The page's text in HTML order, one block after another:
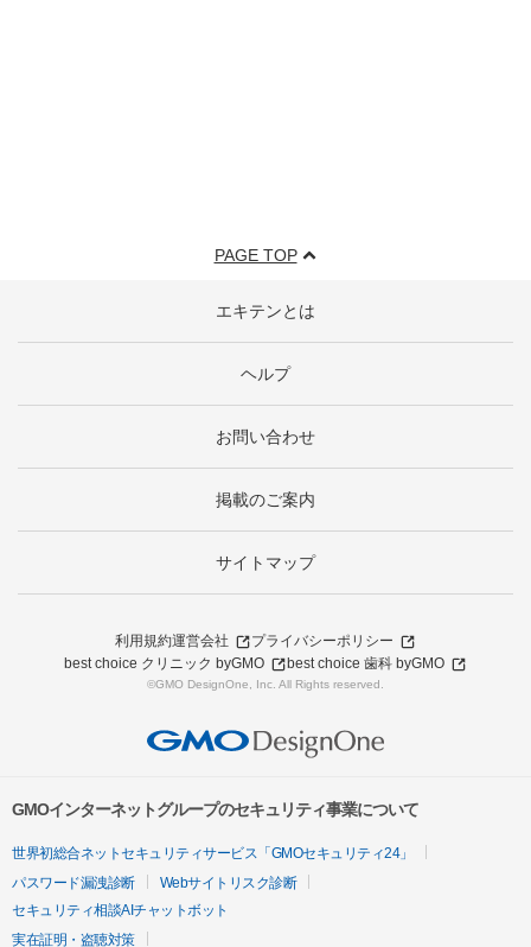
PAGE TOP
エキテンとは
ヘルプ
お問い合わせ
掲載のご案内
サイトマップ
利用規約運営会社
プライバシーポリシー
best choice クリニック byGMO
best choice 歯科 byGMO
©GMO DesignOne, Inc. All Rights reserved.
GMOインターネットグループのセキュリティ事業について
世界初総合ネットセキュリティサービス「GMOセキュリティ24」
パスワード漏洩診断
Webサイトリスク診断
セキュリティ相談AIチャットボット
実在証明・盗聴対策